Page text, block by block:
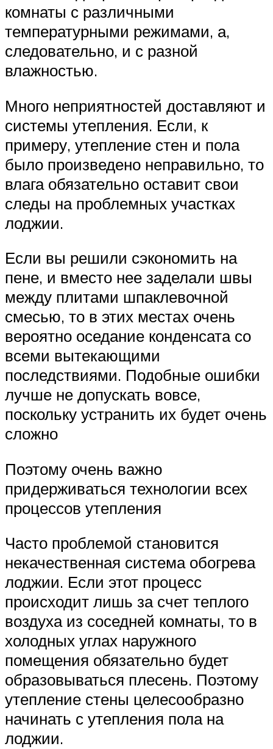
комнаты с различными
температурными режимами, а,
следовательно, и с разной
влажностью.
Много неприятностей доставляют и
системы утепления. Если, к
примеру, утепление стен и пола
было произведено неправильно, то
влага обязательно оставит свои
следы на проблемных участках
лоджии.
Если вы решили сэкономить на
пене, и вместо нее заделали швы
между плитами шпаклевочной
смесью, то в этих местах очень
вероятно оседание конденсата со
всеми вытекающими
последствиями. Подобные ошибки
лучше не допускать вовсе,
поскольку устранить их будет очень
сложно
Поэтому очень важно
придерживаться технологии всех
процессов утепления
Часто проблемой становится
некачественная система обогрева
лоджии. Если этот процесс
происходит лишь за счет теплого
воздуха из соседней комнаты, то в
холодных углах наружного
помещения обязательно будет
образовываться плесень. Поэтому
утепление стены целесообразно
начинать с утепления пола на
лоджии.